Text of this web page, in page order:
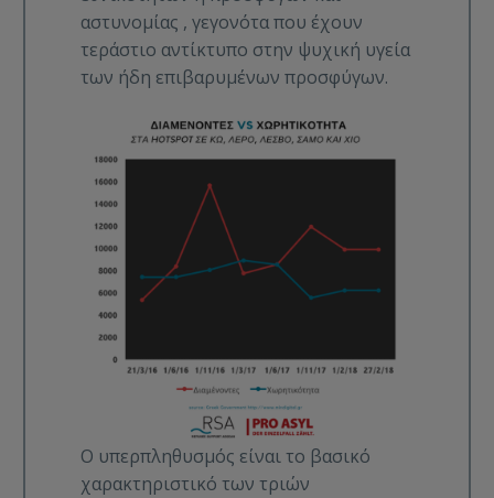
αστυνομίας , γεγονότα που έχουν
τεράστιο αντίκτυπο στην ψυχική υγεία
των ήδη επιβαρυμένων προσφύγων.
Ο υπερπληθυσμός είναι το βασικό
χαρακτηριστικό των τριών